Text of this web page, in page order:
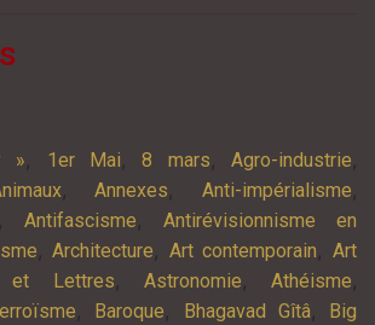
», 1er Mai,8 mars, Agro-industrie,
,Annexes,Anti-impérialisme,
, Antifascisme, Antirévisionnisme en
,Architecture, Art contemporain,Art
et Lettres, Astronomie,Athéisme,
, Baroque, Bhagavad Gîtâ,
Big